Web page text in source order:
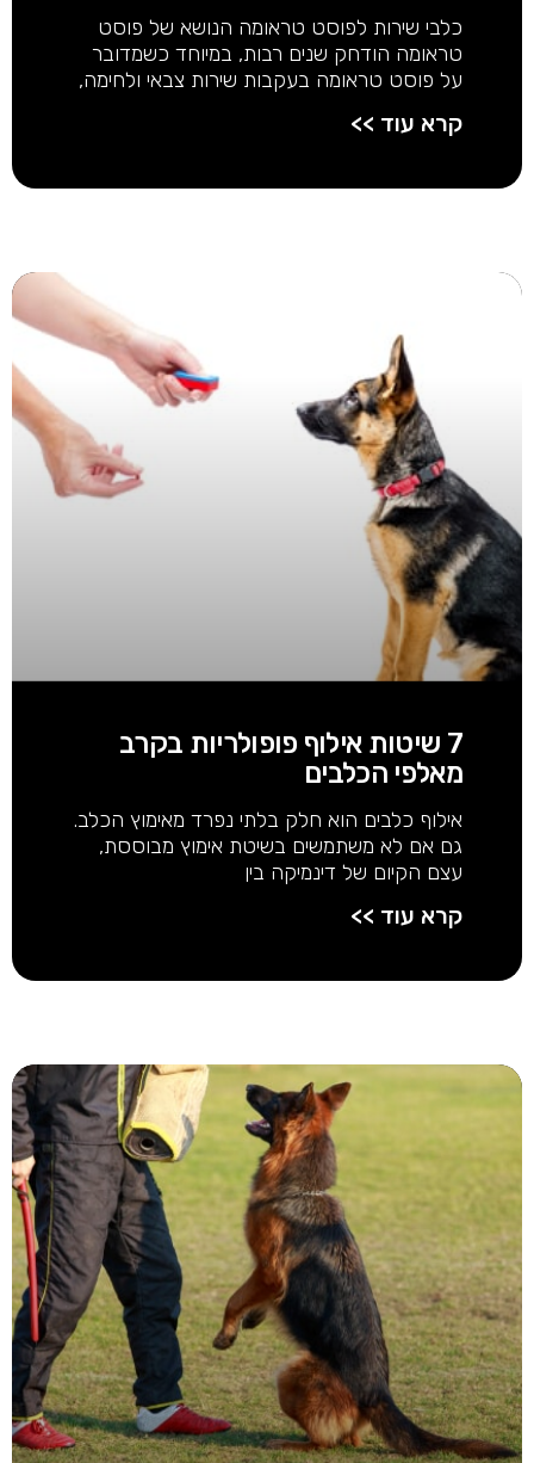
כלבי שירות לפוסט טראומה הנושא של פוסט
טראומה הודחק שנים רבות, במיוחד כשמדובר
על פוסט טראומה בעקבות שירות צבאי ולחימה,
קרא עוד >>
7 שיטות אילוף פופולריות בקרב
מאלפי הכלבים
אילוף כלבים הוא חלק בלתי נפרד מאימוץ הכלב.
גם אם לא משתמשים בשיטת אימוץ מבוססת,
עצם הקיום של דינמיקה בין
קרא עוד >>